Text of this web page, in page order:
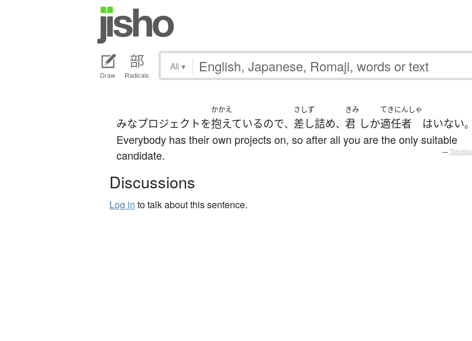
Draw Radicals
All ▾
みなプロジェクト を
かかえ
抱えているので、
さしず
差し詰め、
きみ
君 しか
てきにんしゃ
適任者 はいない。
Everybody has their own projects on, so after all you are the only suitable
candidate.
— Tatoeba
Discussions
Log in to talk about this sentence.